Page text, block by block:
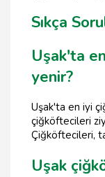
Sıkça
Uşak'ta
yenir?
Uşak'ta en iyi
çiğköftecileri
Çiğköftecileri,
Uşak